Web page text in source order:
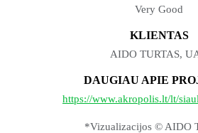
Very Good
KLIENTAS
AIDO TURTAS,
DAUGIAU APIE
https://www.akropolis.lt/lt/
*Vizualizacijos © AIDO